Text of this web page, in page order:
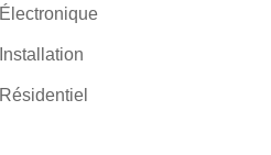
Électronique
Installation
Résidentiel